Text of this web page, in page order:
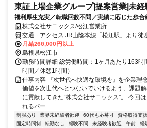
東証上場企業グループ|提案営業|未経
福利厚生充実／転職回数不問／実績に応じた歩合
株式会社サニックス/松江営業所
交通・アクセス JR山陰本線「松江駅」より徒
月給266,000円以上
島根県松江市
勤務時間詳細 総労働時間：1ヶ月あたり163時
時間／休憩1時間）
仕事内容 『次世代へ快適な環境を』を企業理
価値を次世代へとつないでいけるよう、課題
に貢献してきた“株式会社サニックス”。 今回
れるパー...
制服あり 業界未経験者歓迎 60代も応募可 資格取得支
固定時間制
転勤なし 経験不問 未経験者歓迎 午前 経